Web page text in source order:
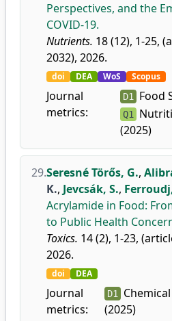
Perspectives, and the
COVID-19.
Nutrients. 18 (12), 1-25,
2032), 2026.
doi DEA WoS Scopus
Journal
metrics:
D1 Food
Q1
(2025)
29.Seresné Törős, G.,
K., Jevcsák, S.,
Acrylamide in Food:
to Public Health
Toxics. 14 (2), 1-23,
2026.
doi DEA
Journal
metrics:
D1
(2025)